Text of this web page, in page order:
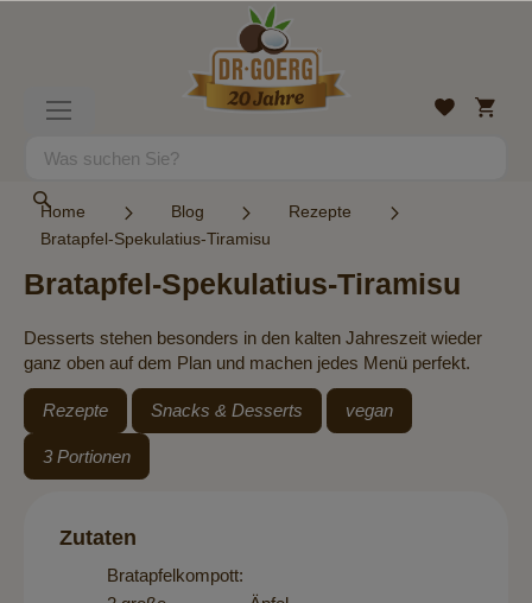
Suche
Wunschliste
Mein
Home Blog
Rezepte
Bratapfel-Spekulatius-Tiramisu
Bratapfel-Spekulatius-Tiramisu
Desserts stehen besonders in den kalten Jahreszeit wieder
ganz oben auf dem Plan und machen jedes Menü perfekt.
Rezepte Snacks & Desserts vegan
3 Portionen
Zutaten
Bratapfelkompott: